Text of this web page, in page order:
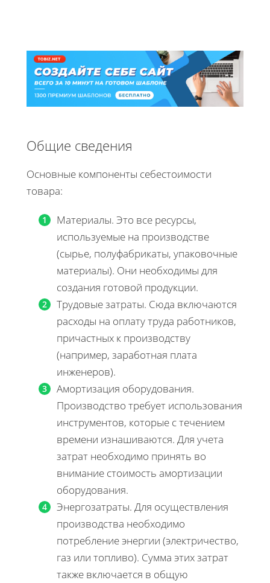
Общие сведения
Основные компоненты себестоимости
товара:
Материалы. Это все ресурсы,
используемые на производстве
(сырье, полуфабрикаты, упаковочные
материалы). Они необходимы для
создания готовой продукции.
Трудовые затраты. Сюда включаются
расходы на оплату труда работников,
причастных к производству
(например, заработная плата
инженеров).
Амортизация оборудования.
Производство требует использования
инструментов, которые с течением
времени изнашиваются. Для учета
затрат необходимо принять во
внимание стоимость амортизации
оборудования.
Энергозатраты. Для осуществления
производства необходимо
потребление энергии (электричество,
газ или топливо). Сумма этих затрат
также включается в общую